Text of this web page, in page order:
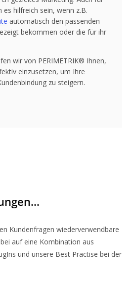
es hilfreich sein, wenn z.B.
automatisch den passenden
bekommen oder die für ihr
wir von PERIMETRIK® Ihnen,
einzusetzen, um Ihre
zu steigern.
Kundenfragen wiederverwendbare
auf eine Kombination aus
und unsere Best Practise bei der